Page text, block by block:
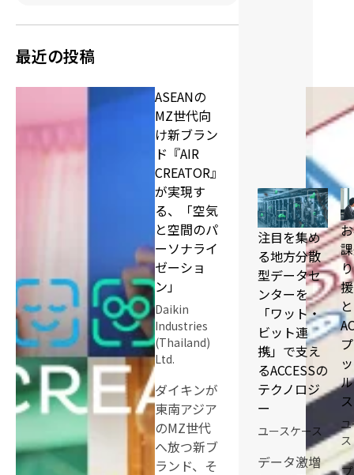
最近の投稿
ASEANの
MZ世代向
け新ブラン
ド『AIR
CREATOR』
が実現す
る、「空気
と空間のパ
ーソナライ
ゼーショ
ン」
Daikin
Industries
(Thailand)
Ltd.
ダイキンが
東南アジア
のMZ世代
へ放つ新ブ
ランド、そ
注目を集め
る地方分散
型データセ
ンターを
「ワット・
ビット連
携」で支え
るACCESSの
テクノロジ
ー
ユースケース
データ激増
ス